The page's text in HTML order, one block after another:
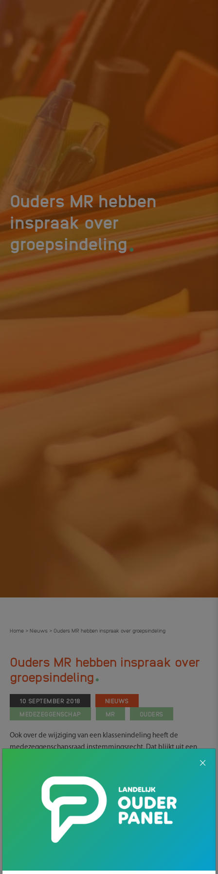
Ouders MR hebben
inspraak over
groepsindeling.
Home > Nieuws > Ouders MR hebben inspraak over groepsindeling
Ouders MR hebben inspraak over
groepsindeling.
10 SEPTEMBER 2018
NIEUWS
MEDEZEGGENSCHAP
MR OUDERS
Ook over de wijziging van een klassenindeling heeft de
medezeggenschapsraad instemmingsrecht. Dat blijkt uit een
recente uitspraak van de geschillencommissie. De wijziging van
dat een wijziging van het schoolplan nodig is.
MR wil inspraak bij samenvoegen
Een rector besluit klassen in de bovenbouw van een gymnasium
samen te voegen voor enkele vakken. School biedt namelijk te
wezenlijks verandert. De medezeggenschapsraad meent dat dit